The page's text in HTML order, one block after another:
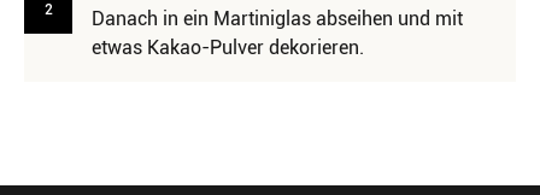
2
Danach in ein Martiniglas abseihen und mit
etwas Kakao-Pulver dekorieren.